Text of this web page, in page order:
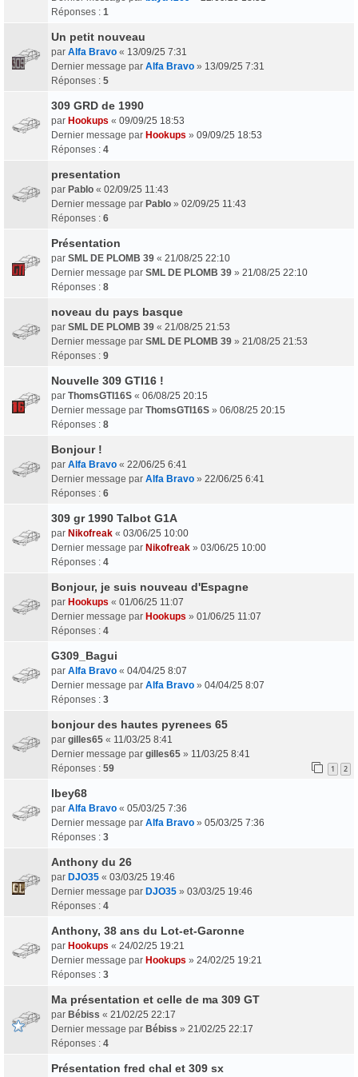
Réponses : 1
Un petit nouveau
par Alfa Bravo « 13/09/25 7:31
Dernier message par Alfa Bravo » 13/09/25 7:31
Réponses : 5
309 GRD de 1990
par Hookups « 09/09/25 18:53
Dernier message par Hookups » 09/09/25 18:53
Réponses : 4
presentation
par Pablo « 02/09/25 11:43
Dernier message par Pablo » 02/09/25 11:43
Réponses : 6
Présentation
par SML DE PLOMB 39 « 21/08/25 22:10
Dernier message par SML DE PLOMB 39 » 21/08/25 22:10
Réponses : 8
noveau du pays basque
par SML DE PLOMB 39 « 21/08/25 21:53
Dernier message par SML DE PLOMB 39 » 21/08/25 21:53
Réponses : 9
Nouvelle 309 GTI16 !
par ThomsGTI16S « 06/08/25 20:15
Dernier message par ThomsGTI16S » 06/08/25 20:15
Réponses : 8
Bonjour !
par Alfa Bravo « 22/06/25 6:41
Dernier message par Alfa Bravo » 22/06/25 6:41
Réponses : 6
309 gr 1990 Talbot G1A
par Nikofreak « 03/06/25 10:00
Dernier message par Nikofreak » 03/06/25 10:00
Réponses : 4
Bonjour, je suis nouveau d'Espagne
par Hookups « 01/06/25 11:07
Dernier message par Hookups » 01/06/25 11:07
Réponses : 4
G309_Bagui
par Alfa Bravo « 04/04/25 8:07
Dernier message par Alfa Bravo » 04/04/25 8:07
Réponses : 3
bonjour des hautes pyrenees 65
par gilles65 « 11/03/25 8:41
Dernier message par gilles65 » 11/03/25 8:41
Réponses : 59 1 2
lbey68
par Alfa Bravo « 05/03/25 7:36
Dernier message par Alfa Bravo » 05/03/25 7:36
Réponses : 3
Anthony du 26
par DJO35 « 03/03/25 19:46
Dernier message par DJO35 » 03/03/25 19:46
Réponses : 4
Anthony, 38 ans du Lot-et-Garonne
par Hookups « 24/02/25 19:21
Dernier message par Hookups » 24/02/25 19:21
Réponses : 3
Ma présentation et celle de ma 309 GT
par Bébiss « 21/02/25 22:17
Dernier message par Bébiss » 21/02/25 22:17
Réponses : 4
Présentation fred chal et 309 sx